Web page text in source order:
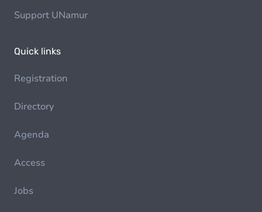
Support UNamur
Quick links
Registration
Directory
Agenda
Access
Jobs